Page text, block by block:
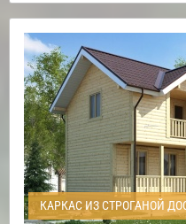
КАРКАС ИЗ СТРОГАНОЙ